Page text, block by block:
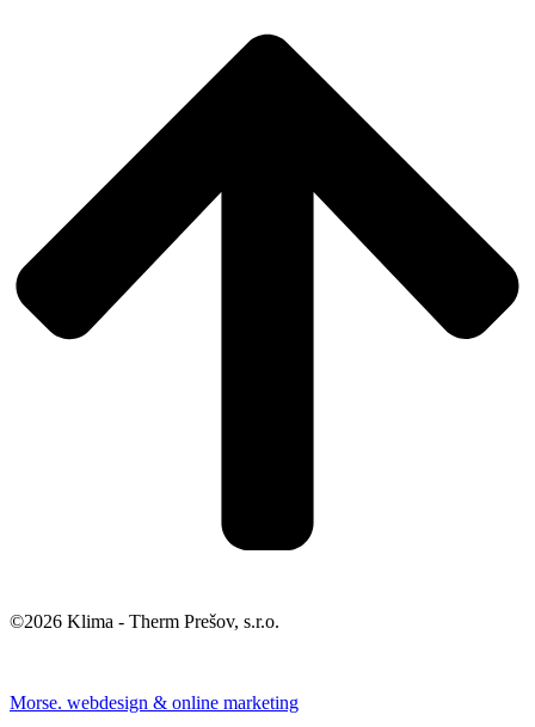
©2026 Klima - Therm Prešov, s.r.o.
Morse. webdesign & online marketing